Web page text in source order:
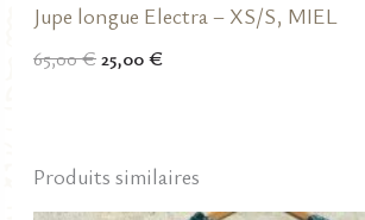
Jupe longue Electra – XS/S, MIEL
65,00€Le
25,00€Le
Produits similaires